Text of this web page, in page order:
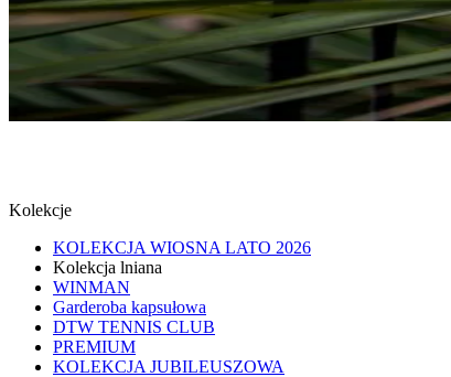
Kolekcje
KOLEKCJA WIOSNA LATO 2026
Kolekcja lniana
WINMAN
Garderoba kapsułowa
DTW TENNIS CLUB
PREMIUM
KOLEKCJA JUBILEUSZOWA